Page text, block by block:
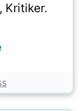
Kritiker.